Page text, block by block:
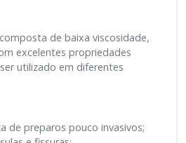
de baixa viscosidade,
excelentes propriedades
utilizado em diferentes
de preparos pouco invasivos;